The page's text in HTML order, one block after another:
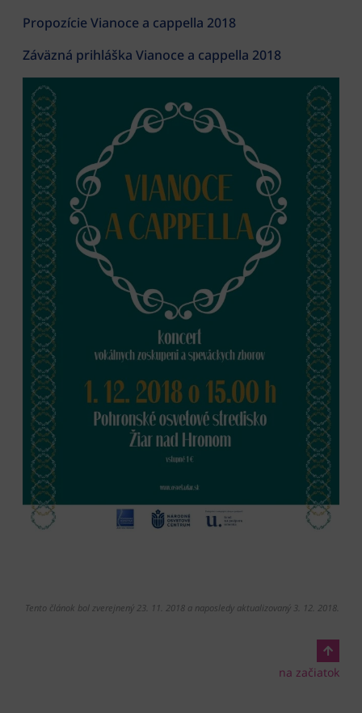
Propozície Vianoce a cappella 2018
Záväzná prihláška Vianoce a cappella 2018
Tento článok bol zverejnený 23. 11. 2018 a naposledy aktualizovaný 3. 12. 2018.
na začiatok